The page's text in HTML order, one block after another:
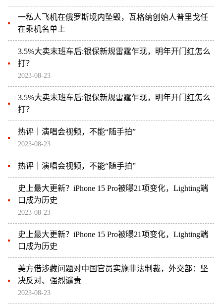
一私人飞机在俄罗斯境内坠毁，瓦格纳创始人普里戈任
在乘机名单上
3.5%大卖末班车后:银保新规雷霆乍现，明年开门红怎么
打？
2023-08-23
3.5%大卖末班车后:银保新规雷霆乍现，明年开门红怎么
打？
热评｜演唱会视频，不能“随手拍”
2023-08-23
热评｜演唱会视频，不能“随手拍”
史上最大更新？iPhone 15 Pro被曝21项变化，Lighting端
口成为历史
2023-08-23
史上最大更新？iPhone 15 Pro被曝21项变化，Lighting端
口成为历史
美方借涉藏问题对中国官员实施非法制裁，外交部：坚
决反对、强烈谴责
2023-08-23